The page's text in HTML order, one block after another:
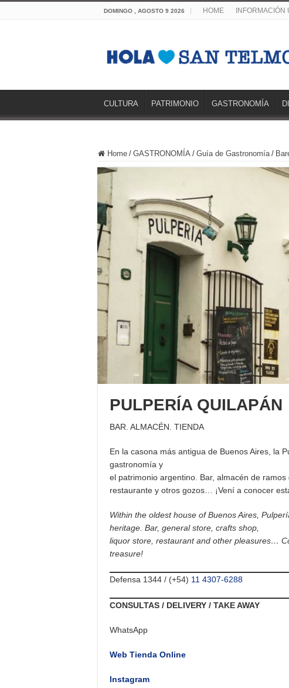
DOMINGO , AGOSTO 9 2026 HOME INFORMACIÓN
CULTURA PATRIMONIO GASTRONOMÍA
Home / GASTRONOMÍA / Guía de Gastronomía /
PULPERÍA QUILAPÁN
BAR. ALMACÉN. TIENDA
En la casona más antigua de Buenos Aires, la
gastronomía y
el patrimonio argentino. Bar, almacén de
restaurante y otros gozos… ¡Vení a conocer
Within the oldest house of Buenos Aires,
heritage. Bar, general store, crafts shop,
liquor store, restaurant and other pleasures…
treasure!
Defensa 1344 / (+54) 11 4307-6288
CONSULTAS / DELIVERY / TAKE AWAY
WhatsApp
Web Tienda Online
Instagram